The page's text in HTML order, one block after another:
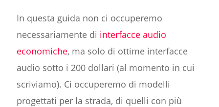
In questa guida non ci occuperemo
necessariamente di interfacce audio
economiche, ma solo di ottime interfacce
audio sotto i 200 dollari (al momento in cui
scriviamo). Ci occuperemo di modelli
progettati per la strada, di quelli con più